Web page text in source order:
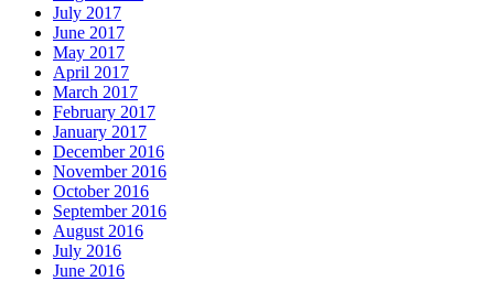
July 2017
June 2017
May 2017
April 2017
March 2017
February 2017
January 2017
December 2016
November 2016
October 2016
September 2016
August 2016
July 2016
June 2016